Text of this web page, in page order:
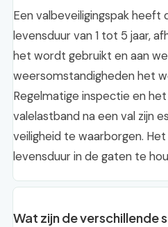
Een valbeveiligingspak heeft
levensduur van 1 tot 5 jaar,
het wordt gebruikt en aan
weersomstandigheden het
Regelmatige inspectie en
valelastband na een val zijn
veiligheid te waarborgen.
levensduur in de gaten te
Wat zijn de verschillende